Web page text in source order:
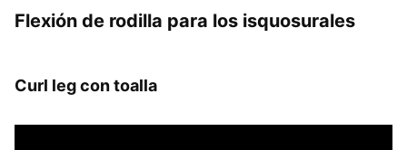
Flexión de rodilla para los isquosurales
Curl leg con toalla